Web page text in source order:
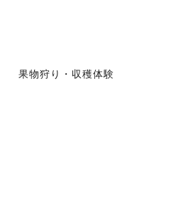
果物狩り・収穫体験